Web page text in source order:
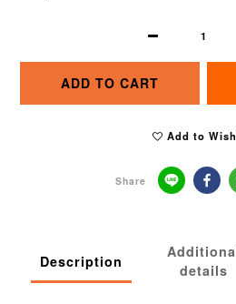
ADD TO CART
Add to
Share
Description
details